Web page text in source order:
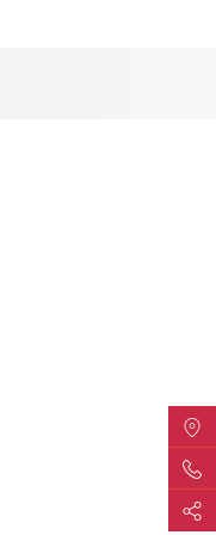
Find
Del